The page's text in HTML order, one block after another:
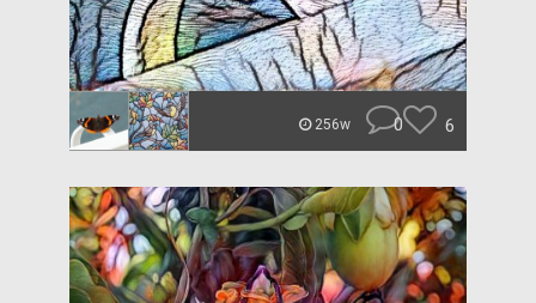
256w 0 6